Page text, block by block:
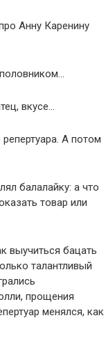
Анну Каренину
вкусе…
А потом
балалайку: а что
товар или
выучиться бацать
талантливый
прощения
менялся, как